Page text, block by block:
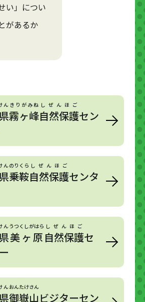
い」につい
があるか
ん
霧ヶ峰
きりがみね
自然保護
しぜんほご
セン
ん
乗鞍
のりくら
自然保護
しぜんほご
センタ
ん
美ヶ原
うつくしがはら
自然保護
しぜんほご
セ
ん
御嶽山
おんたけさん
ビジターセン